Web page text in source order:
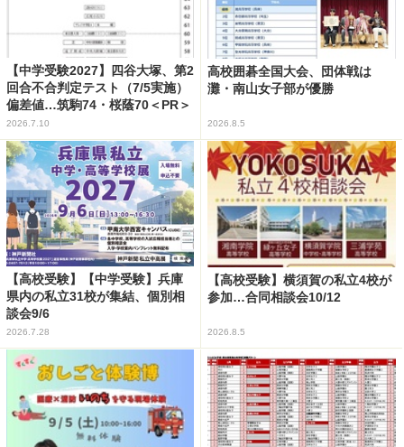
【中学受験2027】四谷大塚、第2
回合不合判定テスト（7/5実施）
偏差値…筑駒74・桜蔭70＜PR＞
2026.7.10
高校囲碁全国大会、団体戦は
灘・南山女子部が優勝
2026.8.5
【高校受験】【中学受験】兵庫
県内の私立31校が集結、個別相
談会9/6
2026.7.28
【高校受験】横須賀の私立4校が
参加…合同相談会10/12
2026.8.5